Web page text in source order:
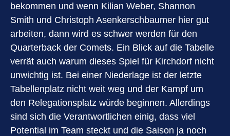
bekommen und wenn Kilian Weber, Shannon
Smith und Christoph Asenkerschbaumer hier gut
arbeiten, dann wird es schwer werden für den
Quarterback der Comets. Ein Blick auf die Tabelle
verrät auch warum dieses Spiel für Kirchdorf nicht
unwichtig ist. Bei einer Niederlage ist der letzte
Tabellenplatz nicht weit weg und der Kampf um
den Relegationsplatz würde beginnen. Allerdings
sind sich die Verantwortlichen einig, dass viel
Potential im Team steckt und die Saison ja noch